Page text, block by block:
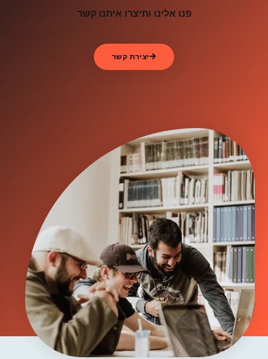
פנו אלינו ותיצרו איתנו קשר
יצירת קשר